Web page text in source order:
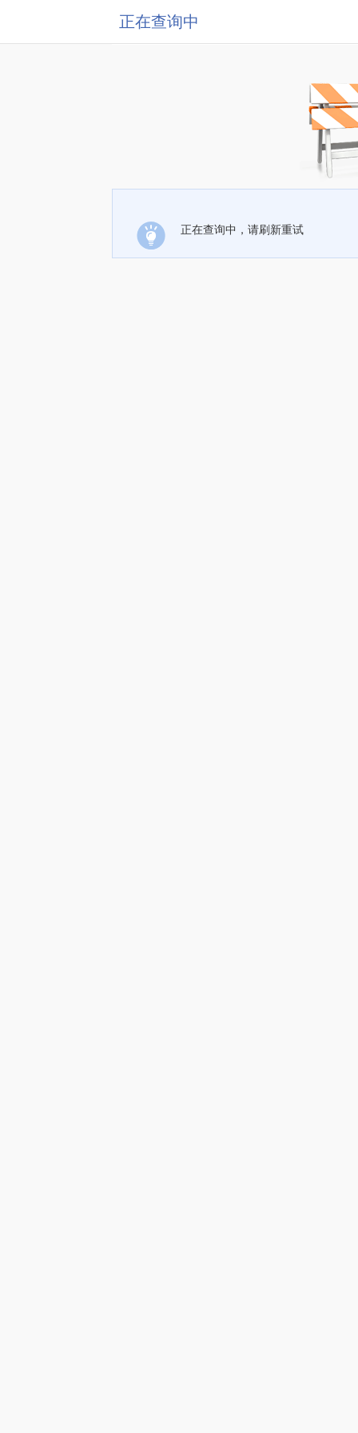
正在查询中
正在查询中，请刷新重试